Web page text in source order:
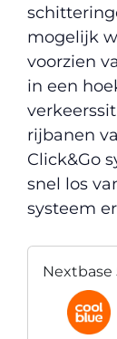
mogelijk
voorzien
in een
rijbanen
Click&Go
snel los
systeem
Nextbase